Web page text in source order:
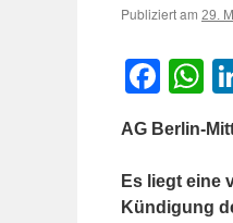
Publiziert am 29.
AG Berlin-
Es liegt eine
Kündigung